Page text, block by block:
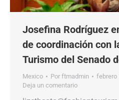
Josefina Rodríguez
de coordinación con
Turismo del Senado
Mexico Por ftmadmin
febrero
Deja un comentario